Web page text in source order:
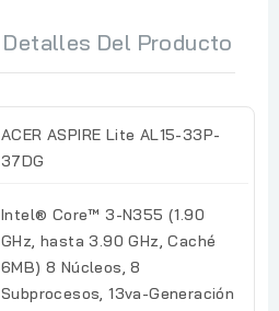
Detalles Del Producto
ACER ASPIRE Lite AL15-33P-
37DG
Intel® Core™ 3-N355 (1.90
GHz, hasta 3.90 GHz, Caché
6MB) 8 Núcleos, 8
Subprocesos, 13va-Generación